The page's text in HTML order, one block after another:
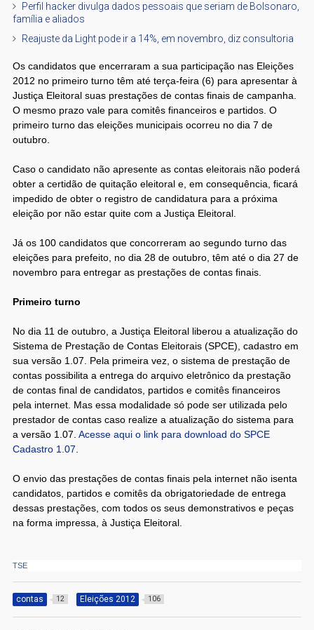
Perfil hacker divulga dados pessoais que seriam de Bolsonaro,
família e aliados
Reajuste da Light pode ir a 14%, em novembro, diz consultoria
Os candidatos que encerraram a sua participação nas Eleições
2012 no primeiro turno têm até terça-feira (6) para apresentar à
Justiça Eleitoral suas prestações de contas finais de campanha.
O mesmo prazo vale para comitês financeiros e partidos. O
primeiro turno das eleições municipais ocorreu no dia 7 de
outubro.
Caso o candidato não apresente as contas eleitorais não poderá
obter a certidão de quitação eleitoral e, em consequência, ficará
impedido de obter o registro de candidatura para a próxima
eleição por não estar quite com a Justiça Eleitoral.
Já os 100 candidatos que concorreram ao segundo turno das
eleições para prefeito, no dia 28 de outubro, têm até o dia 27 de
novembro para entregar as prestações de contas finais.
Primeiro turno
No dia 11 de outubro, a Justiça Eleitoral liberou a atualização do
Sistema de Prestação de Contas Eleitorais (SPCE), cadastro em
sua versão 1.07. Pela primeira vez, o sistema de prestação de
contas possibilita a entrega do arquivo eletrônico da prestação
de contas final de candidatos, partidos e comitês financeiros
pela internet. Mas essa modalidade só pode ser utilizada pelo
prestador de contas caso realize a atualização do sistema para
a versão 1.07. Acesse aqui o link para download do SPCE
Cadastro 1.07
O envio das prestações de contas finais pela internet não isenta
candidatos, partidos e comitês da obrigatoriedade de entrega
dessas prestações, com todos os seus demonstrativos e peças
na forma impressa, à Justiça Eleitoral.
TSE
contas 12 Eleições 2012 106